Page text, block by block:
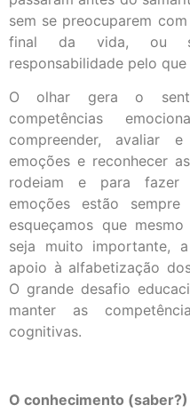
sem se preocuparem
final da vida, ou
responsabilidade pelo que
O olhar gera o
competências
compreender, avaliar
emoções e reconhecer
rodeiam e para fazer
emoções estão
esqueçamos que
seja muito importante,
apoio à alfabetização
O grande desafio
manter as
cognitivas.
O conhecimento